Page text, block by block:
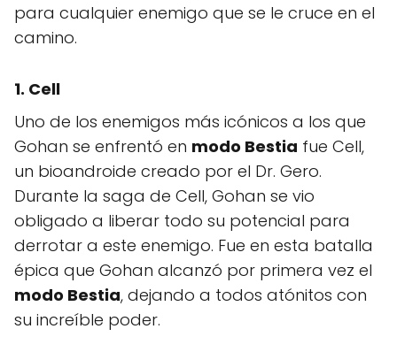
para cualquier enemigo que se le cruce en el
camino.
1. Cell
Uno de los enemigos más icónicos a los que
Gohan se enfrentó en modo Bestia fue Cell,
un bioandroide creado por el Dr. Gero.
Durante la saga de Cell, Gohan se vio
obligado a liberar todo su potencial para
derrotar a este enemigo. Fue en esta batalla
épica que Gohan alcanzó por primera vez el
modo Bestia, dejando a todos atónitos con
su increíble poder.